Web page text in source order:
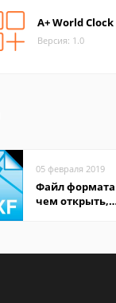
A+ World Clock
Версия: 1.0
05 февраля 2019
Файл формата
чем открыть,